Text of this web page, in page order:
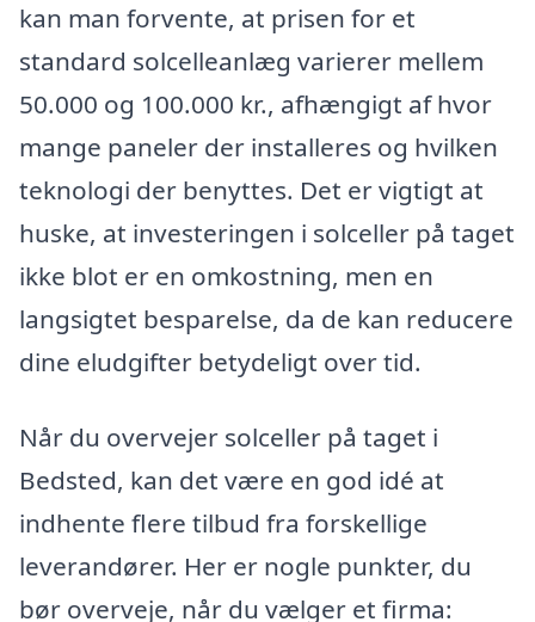
kan man forvente, at prisen for et
standard solcelleanlæg varierer mellem
50.000 og 100.000 kr., afhængigt af hvor
mange paneler der installeres og hvilken
teknologi der benyttes. Det er vigtigt at
huske, at investeringen i solceller på taget
ikke blot er en omkostning, men en
langsigtet besparelse, da de kan reducere
dine eludgifter betydeligt over tid.
Når du overvejer solceller på taget i
Bedsted, kan det være en god idé at
indhente flere tilbud fra forskellige
leverandører. Her er nogle punkter, du
bør overveje, når du vælger et firma: